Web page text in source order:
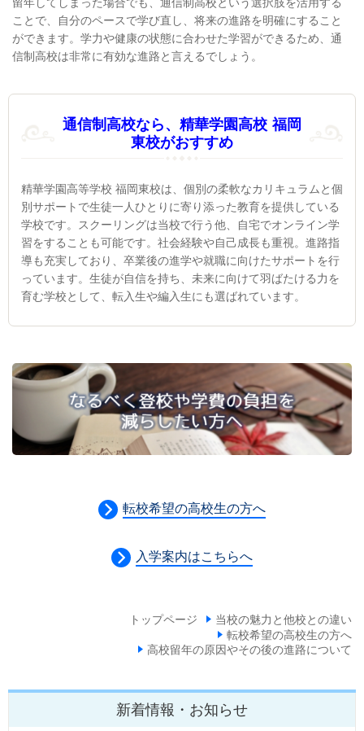
ことで、自分のペースで学び直し、将来の進路を明確にすること
ができます。学力や健康の状態に合わせた学習ができるため、通
信制高校は非常に有効な進路と言えるでしょう。
通信制高校なら、精華学園高校 福岡
東校がおすすめ
精華学園高等学校 福岡東校は、個別の柔軟なカリキュラムと個
別サポートで生徒一人ひとりに寄り添った教育を提供している
学校です。スクーリングは当校で行う他、自宅でオンライン学
習をすることも可能です。社会経験や自己成長も重視。進路指
導も充実しており、卒業後の進学や就職に向けたサポートを行
っています。生徒が自信を持ち、未来に向けて羽ばたける力を
育む学校として、転入生や編入生にも選ばれています。
転校希望の高校生の方へ
入学案内はこちらへ
トップページ
当校の魅力と他校との違い
転校希望の高校生の方へ
高校留年の原因やその後の進路について
新着情報・お知らせ